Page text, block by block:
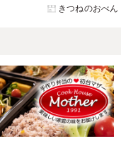
きつねのおべん